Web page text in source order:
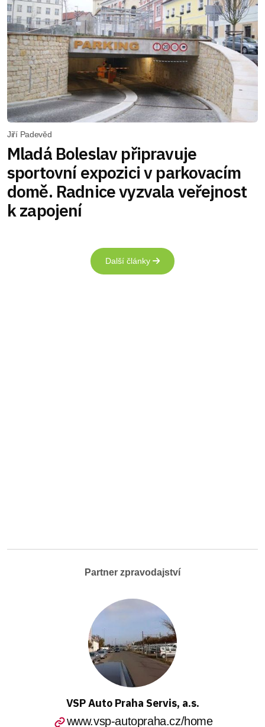
Jiří Padevěd
Mladá Boleslav připravuje
sportovní expozici v parkovacím
domě. Radnice vyzvala veřejnost
k zapojení
Další články
Partner zpravodajství
VSP Auto Praha Servis, a.s.
www.vsp-autopraha.cz/home